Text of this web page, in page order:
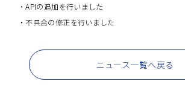
APIの追加を行いました
不具合の修正を行いました
ニュース一覧へ戻る